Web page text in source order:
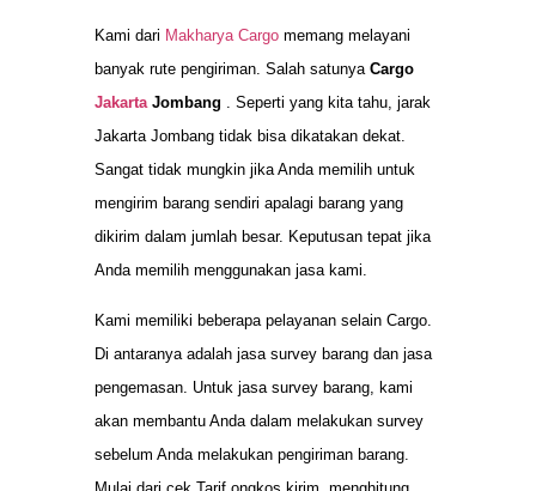
Kami dari Makharya Cargo memang melayani
banyak rute pengiriman. Salah satunya Cargo
Jakarta Jombang
. Seperti yang kita tahu, jarak
Jakarta Jombang tidak bisa dikatakan dekat.
Sangat tidak mungkin jika Anda memilih untuk
mengirim barang sendiri apalagi barang yang
dikirim dalam jumlah besar. Keputusan tepat jika
Anda memilih menggunakan jasa kami.
Kami memiliki beberapa pelayanan selain Cargo.
Di antaranya adalah jasa survey barang dan jasa
pengemasan. Untuk jasa survey barang, kami
akan membantu Anda dalam melakukan survey
sebelum Anda melakukan pengiriman barang.